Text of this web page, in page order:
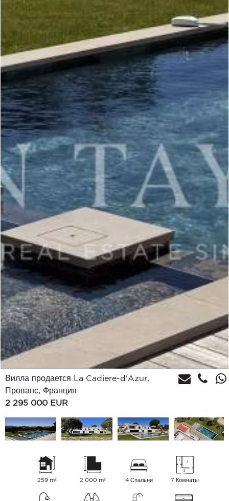
Вилла продается La Cadiere-d'Azur,
Прованс, Франция
2 295 000 EUR
259 m² 2 000 m² 4 Спальни 7 Комнаты